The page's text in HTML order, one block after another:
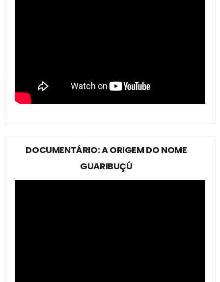
DOCUMENTÁRIO: A ORIGEM DO NOME
GUARIBUÇÚ